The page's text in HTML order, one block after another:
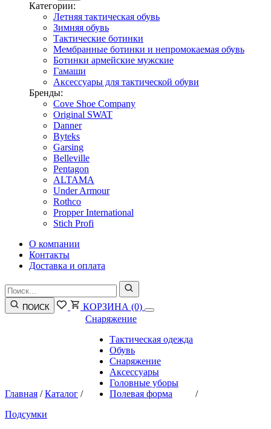
Категории:
Летняя тактическая обувь
Зимняя обувь
Тактические ботинки
Мембранные ботинки и непромокаемая обувь
Ботинки армейские мужские
Гамаши
Аксессуары для тактической обуви
Бренды:
Cove Shoe Company
Original SWAT
Danner
Byteks
Garsing
Belleville
Pentagon
ALTAMA
Under Armour
Rothco
Propper International
Stich Profi
О компании
Контакты
Доставка и оплата
ПОИСК КОРЗИНА (0)
Главная /Каталог /
Снаряжение
Тактическая одежда
Обувь
Снаряжение
Аксессуары
Головные уборы
Полевая форма
/
Подсумки